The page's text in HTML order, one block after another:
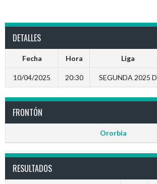
DETALLES
Fecha Hora Liga
10/04/2025 20:30 SEGUNDA 2025 D
FRONTÓN
Ororbia
RESULTADOS